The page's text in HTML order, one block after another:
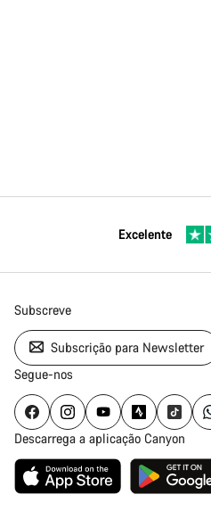
Excelente
Subscreve
Subscrição para Newsletter
Segue-nos
Descarrega a aplicação Canyon